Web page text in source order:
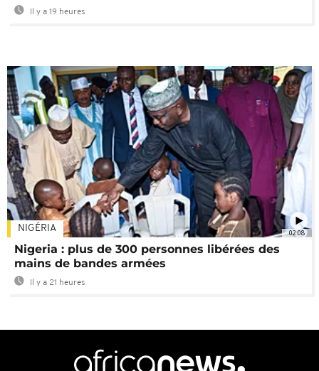
Il y a 19 heures
02:08
NIGÉRIA
Nigeria : plus de 300 personnes libérées des
mains de bandes armées
Il y a 21 heures